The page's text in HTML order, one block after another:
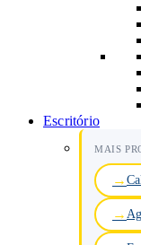
Escritório
MAIS